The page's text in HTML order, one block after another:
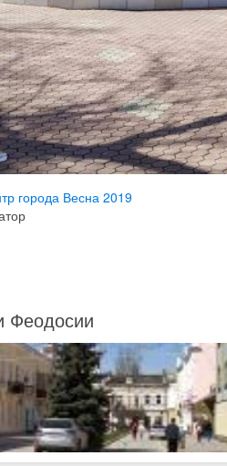
города Весна 2019
Феодосии